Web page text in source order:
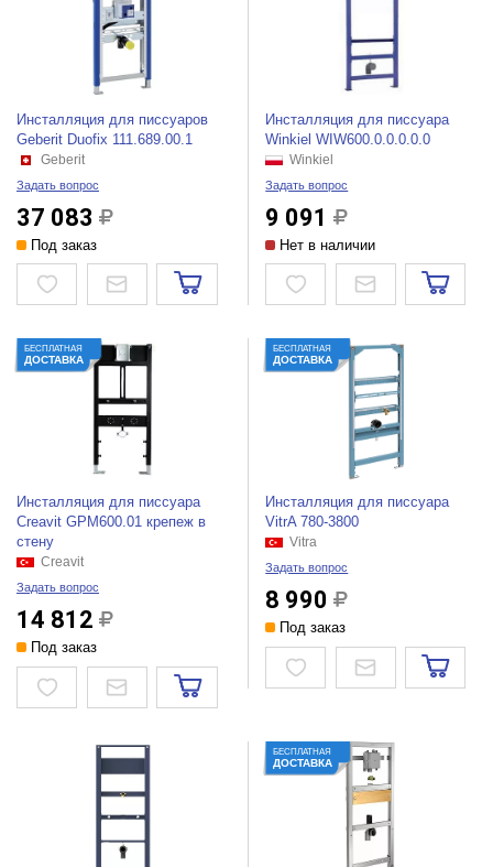
Инсталляция для писсуаров
Geberit Duofix 111.689.00.1
Geberit
Задать вопрос
37 083
Под заказ
Инсталляция для писсуара
Winkiel WIW600.0.0.0.0.0
Winkiel
Задать вопрос
9 091
Нет в наличии
БЕСПЛАТНАЯ
ДОСТАВКА
Инсталляция для писсуара
Creavit GPM600.01 крепеж в
стену
Creavit
Задать вопрос
14 812
Под заказ
БЕСПЛАТНАЯ
ДОСТАВКА
Инсталляция для писсуара
VitrA 780-3800
Vitra
Задать вопрос
8 990
Под заказ
БЕСПЛАТНАЯ
ДОСТАВКА